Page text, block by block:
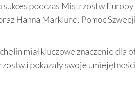
sukces podczas Mistrzostw
Hanna Marklund. Pomoc
miał kluczowe znaczenie dla
i pokazały swoje